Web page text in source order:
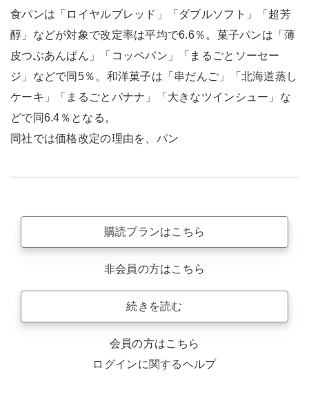
食パンは「ロイヤルブレッド」「ダブルソフト」「超芳
醇」などが対象で改定率は平均で6.6％。菓子パンは「薄
皮つぶあんぱん」「コッペパン」「まるごとソーセー
ジ」などで同5％。和洋菓子は「串だんご」「北海道蒸し
ケーキ」「まるごとバナナ」「大きなツインシュー」な
どで同6.4％となる。
同社では価格改定の理由を、パン
購読プランはこちら
非会員の方はこちら
続きを読む
会員の方はこちら
ログインに関するヘルプ